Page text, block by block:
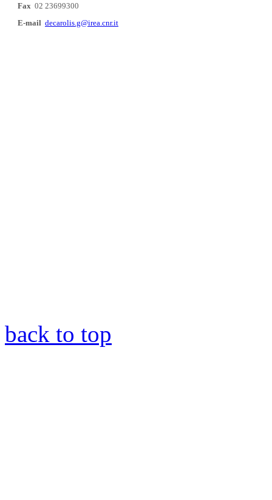
Fax 02 23699300
E-mail decarolis.g@irea.cnr.it
back to top